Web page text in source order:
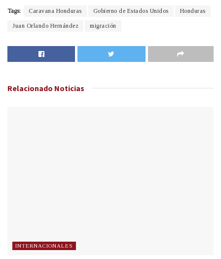
Tags: Caravana Honduras Gobierno de Estados Unidos Honduras
Juan Orlando Hernández migración
Relacionado Noticias
INTERNACIONALES